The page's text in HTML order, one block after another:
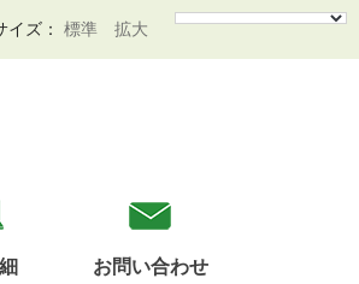
イズ：標準 拡大
お問い合わせ